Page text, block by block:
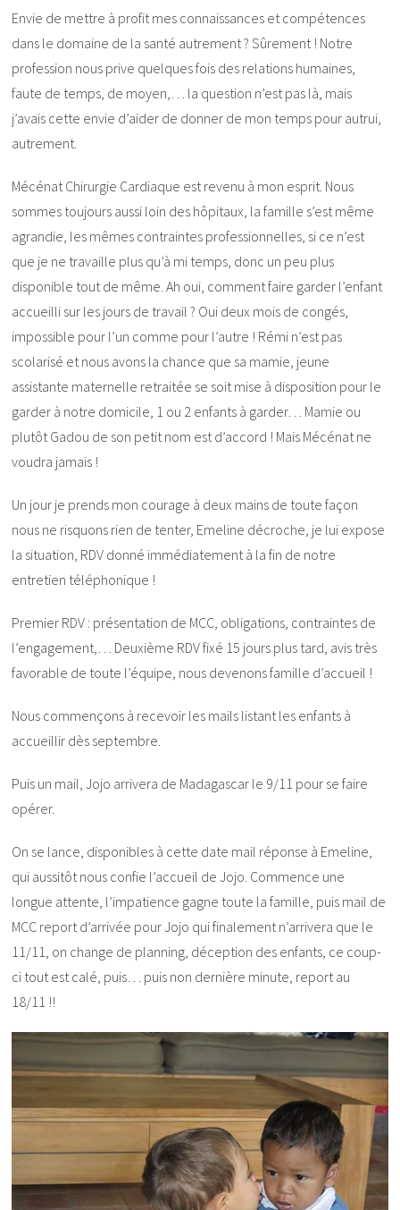
Envie de mettre à profit mes connaissances et compétences
dans le domaine de la santé autrement ? Sûrement ! Notre
profession nous prive quelques fois des relations humaines,
faute de temps, de moyen,… la question n’est pas là, mais
j’avais cette envie d’aider de donner de mon temps pour autrui,
autrement.
Mécénat Chirurgie Cardiaque est revenu à mon esprit. Nous
sommes toujours aussi loin des hôpitaux, la famille s’est même
agrandie, les mêmes contraintes professionnelles, si ce n’est
que je ne travaille plus qu’à mi temps, donc un peu plus
disponible tout de même. Ah oui, comment faire garder l’enfant
accueilli sur les jours de travail ? Oui deux mois de congés,
impossible pour l’un comme pour l’autre ! Rémi n’est pas
scolarisé et nous avons la chance que sa mamie, jeune
assistante maternelle retraitée se soit mise à disposition pour le
garder à notre domicile, 1 ou 2 enfants à garder… Mamie ou
plutôt Gadou de son petit nom est d’accord ! Mais Mécénat ne
voudra jamais !
Un jour je prends mon courage à deux mains de toute façon
nous ne risquons rien de tenter, Emeline décroche, je lui expose
la situation, RDV donné immédiatement à la fin de notre
entretien téléphonique !
Premier RDV : présentation de MCC, obligations, contraintes de
l’engagement,… Deuxième RDV fixé 15 jours plus tard, avis très
favorable de toute l’équipe, nous devenons famille d’accueil !
Nous commençons à recevoir les mails listant les enfants à
accueillir dès septembre.
Puis un mail, Jojo arrivera de Madagascar le 9/11 pour se faire
opérer.
On se lance, disponibles à cette date mail réponse à Emeline,
qui aussitôt nous confie l’accueil de Jojo. Commence une
longue attente, l’impatience gagne toute la famille, puis mail de
MCC report d’arrivée pour Jojo qui finalement n’arrivera que le
11/11, on change de planning, déception des enfants, ce coup-
ci tout est calé, puis… puis non dernière minute, report au
18/11 !!